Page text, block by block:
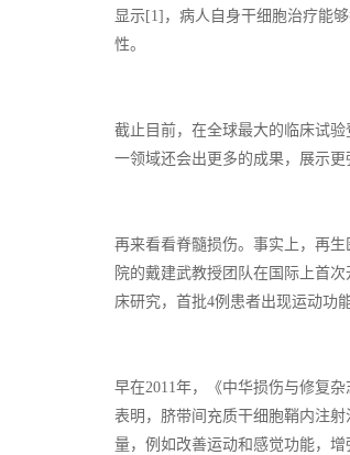
显示[1]，病人自身干细胞治疗能
性。
截止目前，在全球最大的临床试
一领域还会出更多的成果，展示更
再来看看脊髓损伤。事实上，再
院的戴建武教授团队在国际上首
床研究，首批4例患者出现运动功
早在2011年，《中华损伤与修复
表明，脐带间充质干细胞鞘内注
量，例如改善运动和感觉功能，增